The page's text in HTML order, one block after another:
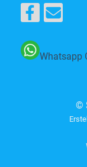
Whatsapp
©